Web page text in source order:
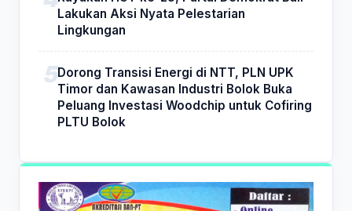
Lakukan Aksi Nyata Pelestarian
Lingkungan
Dorong Transisi Energi di NTT, PLN UPK
Timor dan Kawasan Industri Bolok Buka
Peluang Investasi Woodchip untuk Cofiring
PLTU Bolok